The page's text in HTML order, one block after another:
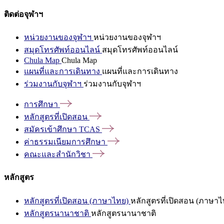
ติดต่อจุฬาฯ
หน่วยงานของจุฬาฯ หน่วยงานของจุฬาฯ
สมุดโทรศัพท์ออนไลน์ สมุดโทรศัพท์ออนไลน์
Chula Map Chula Map
แผนที่และการเดินทาง แผนที่และการเดินทาง
ร่วมงานกับจุฬาฯ ร่วมงานกับจุฬาฯ
การศึกษา
หลักสูตรที่เปิดสอน
สมัครเข้าศึกษา TCAS
ค่าธรรมเนียมการศึกษา
คณะและสำนักวิชา
หลักสูตร
หลักสูตรที่เปิดสอน (ภาษาไทย) หลักสูตรที่เปิดสอน (ภาษาไ
หลักสูตรนานาชาติ หลักสูตรนานาชาติ